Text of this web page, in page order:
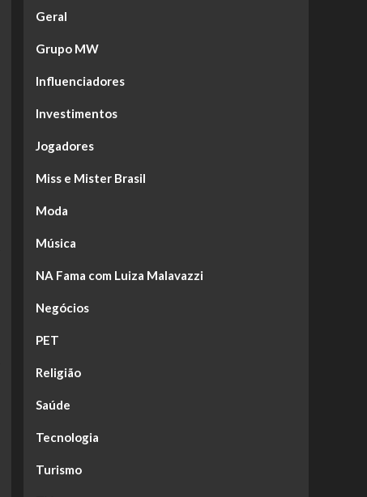
Geral
Grupo MW
Influenciadores
Investimentos
Jogadores
Miss e Mister Brasil
Moda
Música
NA Fama com Luiza Malavazzi
Negócios
PET
Religião
Saúde
Tecnologia
Turismo